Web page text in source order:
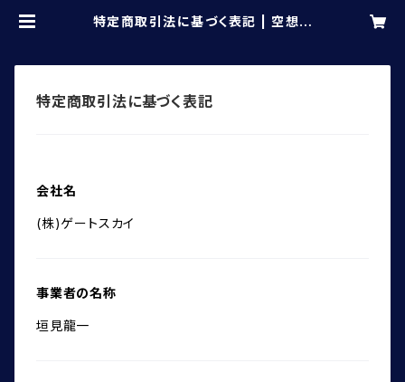
特定商取引法に基づく表記 | 空想ピ
特定商取引法に基づく表記
会社名
(株)ゲートスカイ
事業者の名称
垣見龍一